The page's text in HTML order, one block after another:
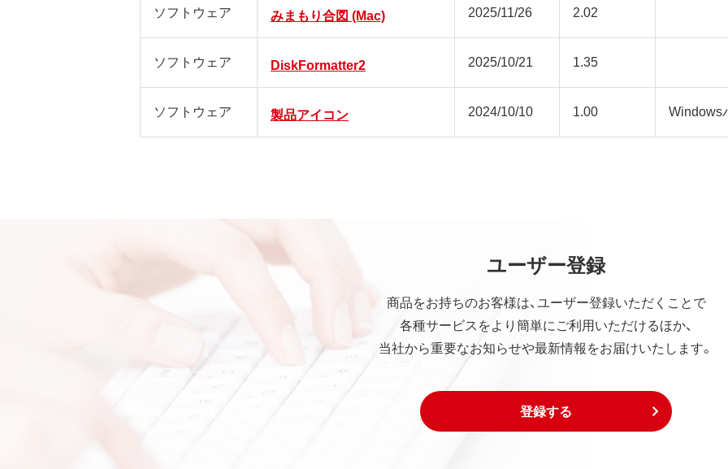
ソフトウェア みまもり合図 (Mac) 2025/11/26 2.02
ソフトウェア DiskFormatter2 2025/10/21 1.35
ソフトウェア 製品アイコン 2024/10/10 1.00 Windows
ユーザー登録
商品をお持ちのお客様は、ユーザー登録いただくことで
各種サービスをより簡単にご利用いただけるほか、
当社から重要なお知らせや最新情報をお届けいたします。
登録する